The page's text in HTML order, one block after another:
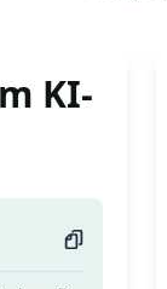
KI-